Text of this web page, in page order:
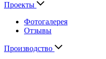
Проекты
Фотогалерея
Отзывы
Производство